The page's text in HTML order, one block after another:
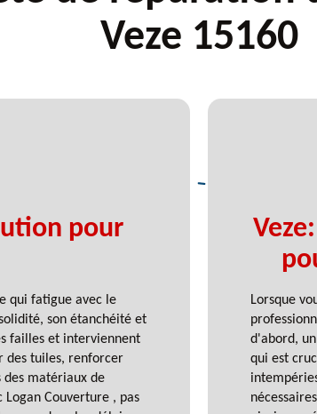
Veze 15160
pour
qui fatigue avec le
son étanchéité et
failles et interviennent
des tuiles, renforcer
des matériaux de
Couverture , pas
Lorsque
d'abord,
qui est